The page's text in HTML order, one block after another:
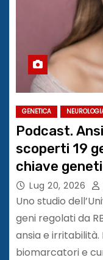
GENETICA
Podcast.
scoperti 19
chiave
psichiatrici
Lug 20, 2026
Uno studio
geni regolati da
ansia e irritabilità.
biomarcatori e